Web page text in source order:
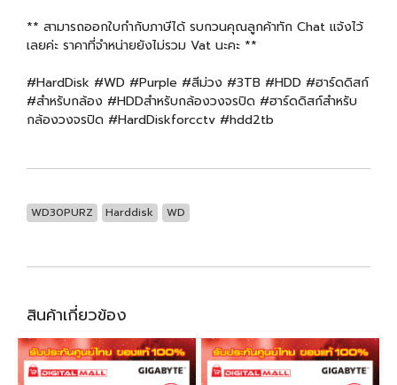
** สามารถออกใบกำกับภาษีได้ รบกวนคุณลูกค้าทัก Chat แจ้งไว้
เลยค่ะ ราคาที่จำหน่ายยังไม่รวม Vat นะคะ **
#HardDisk #WD #Purple #สีม่วง #3TB #HDD #ฮาร์ดดิสก์
#สำหรับกล้อง #HDDสำหรับกล้องวงจรปิด #ฮาร์ดดิสก์สำหรับ
กล้องวงจรปิด #HardDiskforcctv #hdd2tb
WD30PURZ Harddisk WD
สินค้าเกี่ยวข้อง